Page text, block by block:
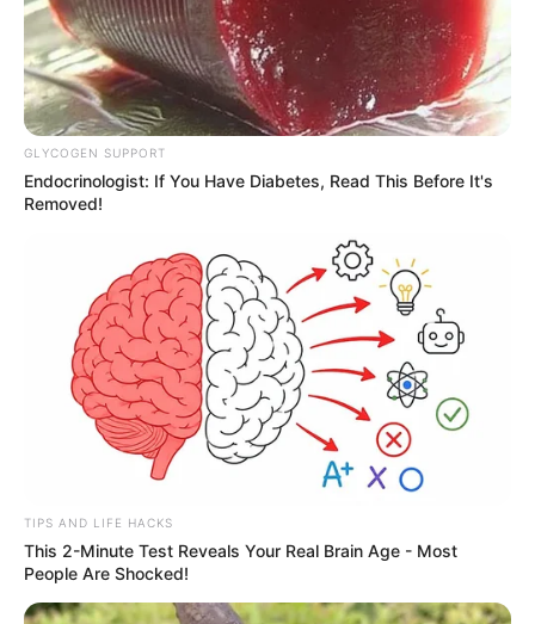
GLYCOGEN SUPPORT
Endocrinologist: If You Have Diabetes, Read This Before It's
Removed!
TIPS AND LIFE HACKS
This 2-Minute Test Reveals Your Real Brain Age - Most
People Are Shocked!